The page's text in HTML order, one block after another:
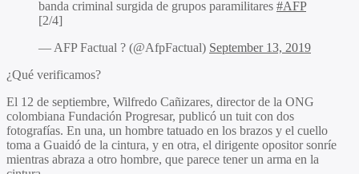
banda criminal surgida de grupos paramilitares #AFP
[2/4]
— AFP Factual ? (@AfpFactual) September 13, 2019
¿Qué verificamos?
El 12 de septiembre, Wilfredo Cañizares, director de la ONG
colombiana Fundación Progresar, publicó un tuit con dos
fotografías. En una, un hombre tatuado en los brazos y el cuello
toma a Guaidó de la cintura, y en otra, el dirigente opositor sonríe
mientras abraza a otro hombre, que parece tener un arma en la